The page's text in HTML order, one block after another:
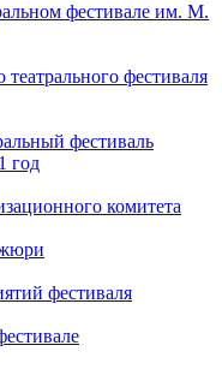
фестивале им. М.
театрального фестиваля
фестиваль
год
комитета
фестиваля